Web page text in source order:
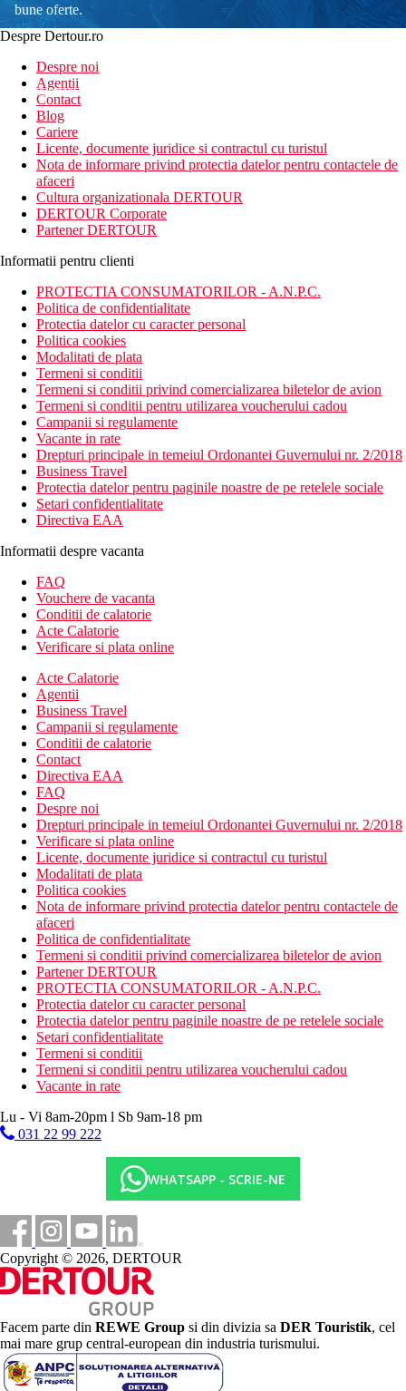
bune oferte.
newsletter!
Despre Dertour.ro
Despre noi
Agentii
Contact
Blog
Cariere
Licente, documente juridice si contractul cu turistul
Nota de informare privind protectia datelor pentru contactele de
afaceri
Cultura organizationala DERTOUR
DERTOUR Corporate
Partener DERTOUR
Informatii pentru clienti
PROTECTIA CONSUMATORILOR - A.N.P.C.
Politica de confidentialitate
Protectia datelor cu caracter personal
Politica cookies
Modalitati de plata
Termeni si conditii
Termeni si conditii privind comercializarea biletelor de avion
Termeni si conditii pentru utilizarea voucherului cadou
Campanii si regulamente
Vacante in rate
Drepturi principale in temeiul Ordonantei Guvernului nr. 2/2018
Business Travel
Protectia datelor pentru paginile noastre de pe retelele sociale
Setari confidentialitate
Directiva EAA
Informatii despre vacanta
FAQ
Vouchere de vacanta
Conditii de calatorie
Acte Calatorie
Verificare si plata online
Acte Calatorie
Agentii
Business Travel
Campanii si regulamente
Conditii de calatorie
Contact
Directiva EAA
FAQ
Despre noi
Drepturi principale in temeiul Ordonantei Guvernului nr. 2/2018
Verificare si plata online
Licente, documente juridice si contractul cu turistul
Modalitati de plata
Politica cookies
Nota de informare privind protectia datelor pentru contactele de
afaceri
Politica de confidentialitate
Termeni si conditii privind comercializarea biletelor de avion
Partener DERTOUR
PROTECTIA CONSUMATORILOR - A.N.P.C.
Protectia datelor cu caracter personal
Protectia datelor pentru paginile noastre de pe retelele sociale
Setari confidentialitate
Termeni si conditii
Termeni si conditii pentru utilizarea voucherului cadou
Vacante in rate
Lu - Vi 8am-20pm l Sb 9am-18 pm
031 22 99 222
WHATSAPP - SCRIE-NE
Copyright © 2026, DERTOUR
Facem parte din REWE Group si din divizia sa DER Touristik, cel
mai mare grup central-european din industria turismului.